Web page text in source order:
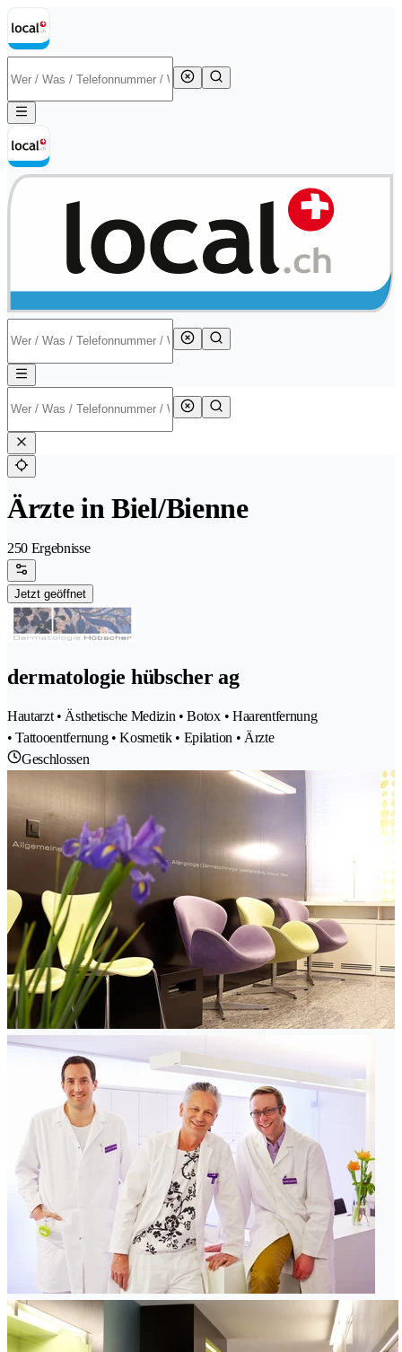
Ärzte in Biel/Bienne
250 Ergebnisse
Jetzt geöffnet
dermatologie hübscher ag
Hautarzt • Ästhetische Medizin • Botox • Haarentfernung
• Tattooentfernung • Kosmetik • Epilation • Ärzte
Geschlossen